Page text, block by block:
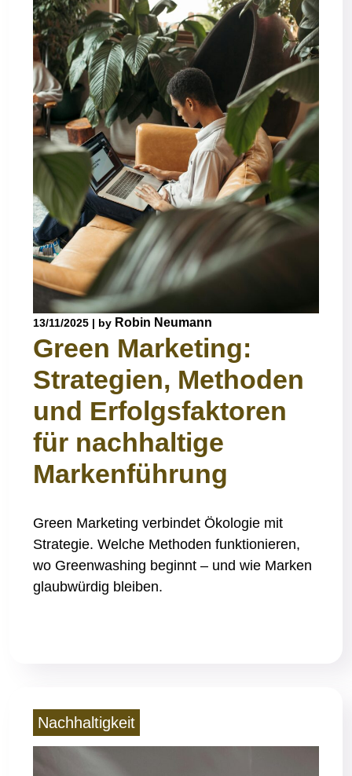
13/11/2025 | by Robin Neumann
Green Marketing:
Strategien, Methoden
und Erfolgsfaktoren
für nachhaltige
Markenführung
Green Marketing verbindet Ökologie mit
Strategie. Welche Methoden funktionieren,
wo Greenwashing beginnt – und wie Marken
glaubwürdig bleiben.
Nachhaltigkeit